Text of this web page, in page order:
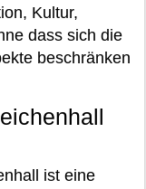
Kultur,
dass sich die
beschränken
ist eine